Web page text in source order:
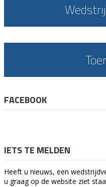
FACEBOOK
IETS TE MELDEN
Heeft u nieuws, een
u graag op de website ziet